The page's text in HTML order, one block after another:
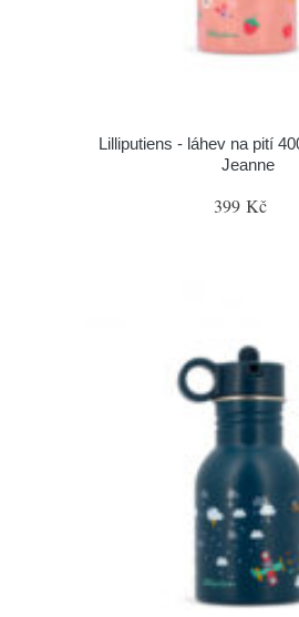
Lilliputiens - láhev na pití
Jeanne
399 Kč